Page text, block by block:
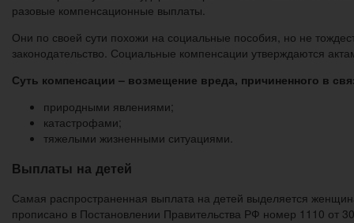
разовые компенсационные выплаты.
Они по своей сути похожи на социальные пособия, но не
законодательство. Социальные компенсации утверждаются
Суть компенсации – возмещение вреда, причиненного в
природными явлениями;
катастрофами;
тяжелыми жизненными ситуациями.
Выплаты на детей
Самая распространенная выплата на детей выделяется
прописано в Постановлении Правительства РФ номер 1110 от